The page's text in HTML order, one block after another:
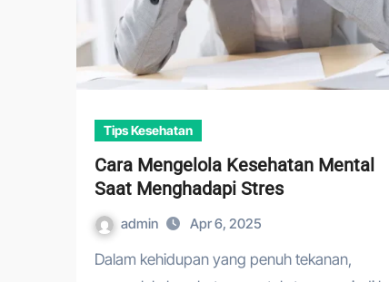
Tips Kesehatan
Cara Mengelola Kesehatan Mental
Saat Menghadapi Stres
admin Apr 6, 2025
Dalam kehidupan yang penuh tekanan,